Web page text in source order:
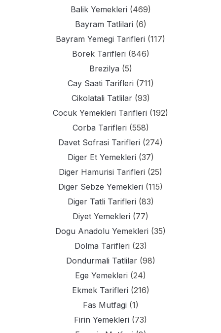
Balik Yemekleri (469)
Bayram Tatlilari (6)
Bayram Yemegi Tarifleri (117)
Borek Tarifleri (846)
Brezilya (5)
Cay Saati Tarifleri (711)
Cikolatali Tatlilar(93)
Cocuk Yemekleri Tarifleri (192)
Corba Tarifleri (558)
Davet Sofrasi Tarifleri (274)
Diger Et Yemekleri (37)
Diger Hamurisi Tarifleri (25)
Diger Sebze Yemekleri (115)
Diger Tatli Tarifleri (83)
Diyet Yemekleri (77)
Dogu Anadolu Yemekleri (35)
Dolma Tarifleri (23)
Dondurmali Tatlilar(98)
Ege Yemekleri (24)
Ekmek Tarifleri (216)
Fas Mutfagi (1)
Firin Yemekleri (73)